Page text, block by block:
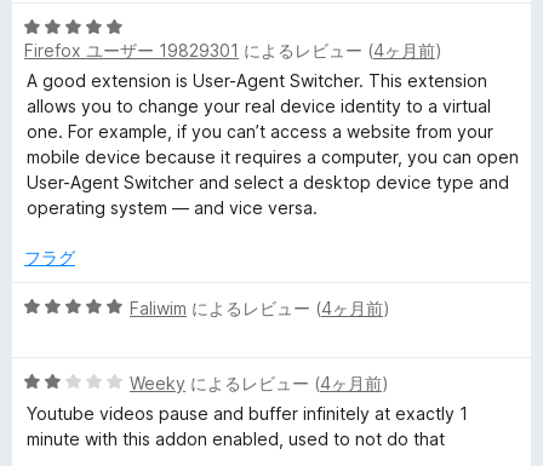
の
評
価
5
段
階
中
5
の
評
価
Firefox ユーザー 19829301 によるレビュー (4ヶ月前)
A good extension is User-Agent Switcher. This extension
allows you to change your real device identity to a virtual
one. For example, if you can’t access a website from your
mobile device because it requires a computer, you can open
User-Agent Switcher and select a desktop device type and
operating system — and vice versa.
フラグ
5
中
5
の
Faliwim によるレビュー (4ヶ月前)
5
段
階
Weeky によるレビュー (4ヶ月前)
Youtube videos pause and buffer infinitely at exactly 1
minute with this addon enabled, used to not do that